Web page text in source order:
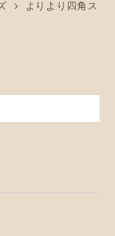
よりより四角ス